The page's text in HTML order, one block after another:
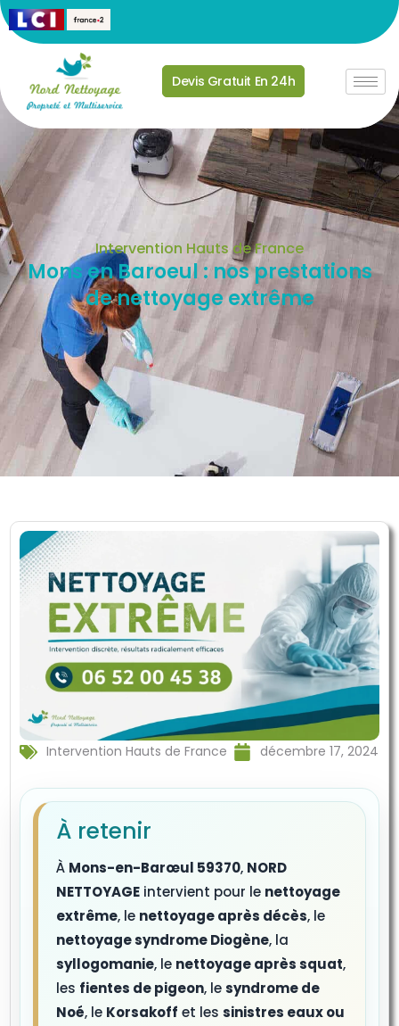
Devis Gratuit En 24h
Intervention Hauts de France
Mons en Baroeul : nos prestations
de nettoyage extrême
Intervention Hauts de France décembre 17, 2024
À retenir
À Mons-en-Barœul 59370, NORD
NETTOYAGE intervient pour le nettoyage
extrême, le nettoyage après décès, le
nettoyage syndrome Diogène, la
syllogomanie, le nettoyage après squat,
les fientes de pigeon, lesyndrome de
Noé, le Korsakoff et lessinistres eaux ou